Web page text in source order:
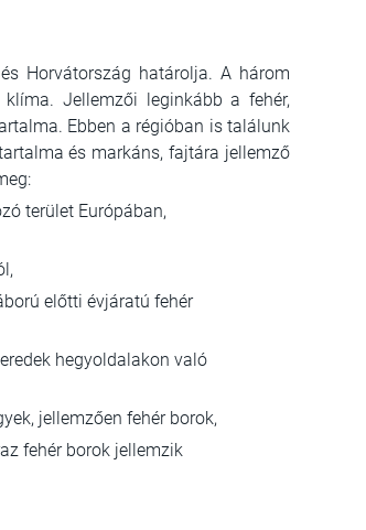
Horvátország határolja. A három
Jellemzői leginkább a fehér,
Ebben a régióban is találunk
és markáns, fajtára jellemző
terület Európában,
előtti évjáratú fehér
hegyoldalakon való
jellemzően fehér borok,
fehér borok jellemzik